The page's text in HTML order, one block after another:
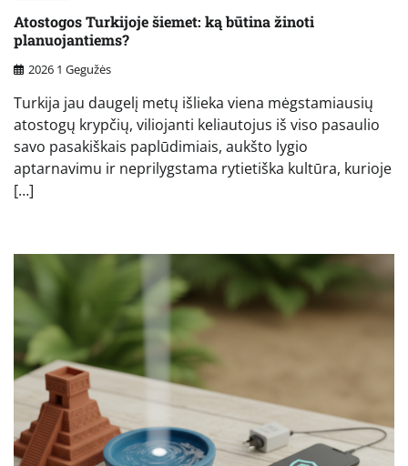
Atostogos Turkijoje šiemet: ką būtina žinoti
planuojantiems?
2026 1 Gegužės
Turkija jau daugelį metų išlieka viena mėgstamiausių
atostogų krypčių, viliojanti keliautojus iš viso pasaulio
savo pasakiškais paplūdimiais, aukšto lygio
aptarnavimu ir neprilygstama rytietiška kultūra, kurioje
[…]